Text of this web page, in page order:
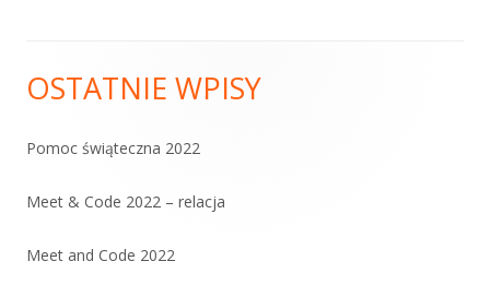
Główny
panel
OSTATNIE WPISY
Pomoc świąteczna 2022
Meet & Code 2022 – relacja
Meet and Code 2022